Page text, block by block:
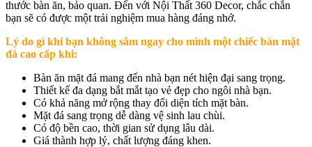
thước bàn ăn, bảo quan. Đến với Nội Thất 360 Decor, chắc chắn
bạn sẽ có được một trải nghiệm mua hàng đáng nhớ.
Lý do gì khi bạn không sắm ngay cho mình một chiếc bàn mặt
đá cao cấp khi:
Bàn ăn mặt đá mang đến nhà bạn nét hiện đại sang trọng.
Thiết kế đa dạng bắt mắt tạo vẻ đẹp cho ngôi nhà bạn.
Có khả năng mở rộng thay đổi diện tích mặt bàn.
Mặt đá sang trọng dễ dàng vệ sinh lau chùi.
Có độ bền cao, thời gian sử dụng lâu dài.
Giá thành hợp lý, chất lượng đáng khen.